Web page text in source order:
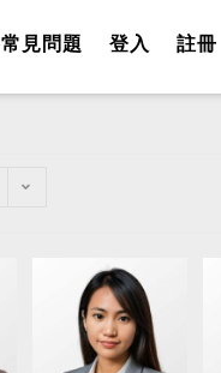
常見問題 登入 註冊